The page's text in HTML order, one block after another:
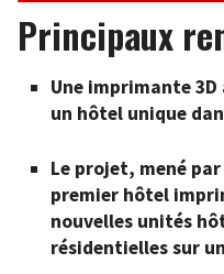
Principaux
Une imprimante
un hôtel unique
Le projet, mené par
premier hôtel
nouvelles unités
résidentielles sur